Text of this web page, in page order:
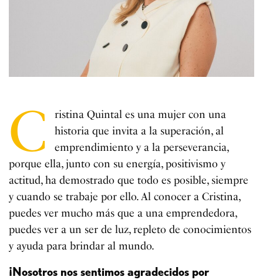
C
ristina Quintal es una mujer con una
historia que invita a la superación, al
emprendimiento y a la perseverancia,
porque ella, junto con su energía, positivismo y
actitud, ha demostrado que todo es posible, siempre
y cuando se trabaje por ello. Al conocer a Cristina,
puedes ver mucho más que a una emprendedora,
puedes ver a un ser de luz, repleto de conocimientos
y ayuda para brindar al mundo.
¡Nosotros nos sentimos agradecidos por